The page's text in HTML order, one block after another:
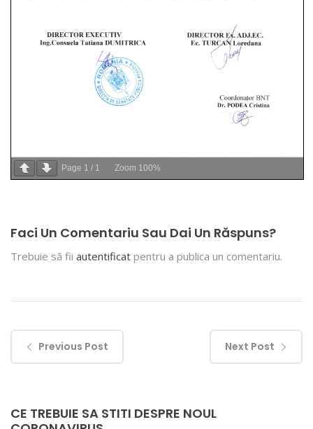
Page 1 / 1 Zoom 100%
Faci Un Comentariu Sau Dai Un Răspuns?
Trebuie să fii autentificat pentru a publica un comentariu.
Previous Post Next Post
CE TREBUIE SA STITI DESPRE NOUL